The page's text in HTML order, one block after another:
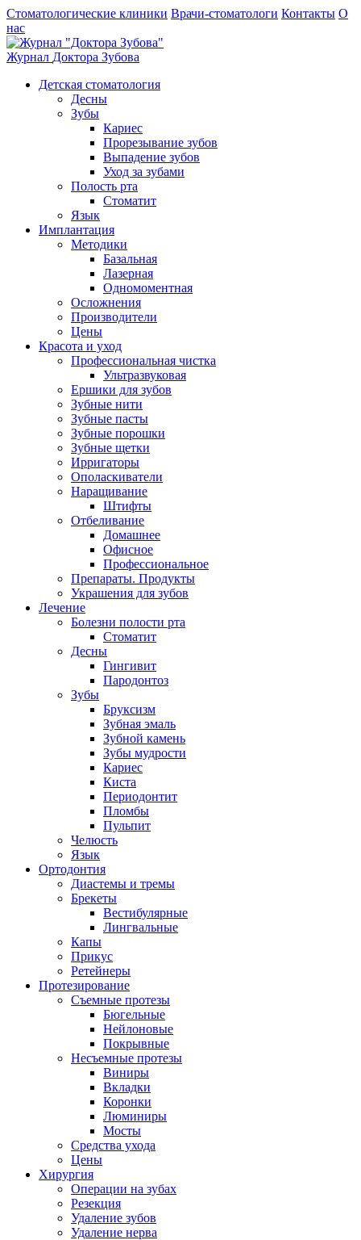
Стоматологические клиники Врачи-стоматологи Контакты О
нас
Журнал Доктора Зубова
Детская стоматология
Десны
Зубы
Кариес
Прорезывание зубов
Выпадение зубов
Уход за зубами
Полость рта
Стоматит
Язык
Имплантация
Методики
Базальная
Лазерная
Одномоментная
Осложнения
Производители
Цены
Красота и уход
Профессиональная чистка
Ультразвуковая
Ершики для зубов
Зубные нити
Зубные пасты
Зубные порошки
Зубные щетки
Ирригаторы
Ополаскиватели
Наращивание
Штифты
Отбеливание
Домашнее
Офисное
Профессиональное
Препараты. Продукты
Украшения для зубов
Лечение
Болезни полости рта
Стоматит
Десны
Гингивит
Пародонтоз
Зубы
Бруксизм
Зубная эмаль
Зубной камень
Зубы мудрости
Кариес
Киста
Периодонтит
Пломбы
Пульпит
Челюсть
Язык
Ортодонтия
Диастемы и тремы
Брекеты
Вестибулярные
Лингвальные
Капы
Прикус
Ретейнеры
Протезирование
Съемные протезы
Бюгельные
Нейлоновые
Покрывные
Несъемные протезы
Виниры
Вкладки
Коронки
Люминиры
Мосты
Средства ухода
Цены
Хирургия
Операции на зубах
Резекция
Удаление зубов
Удаление нерва